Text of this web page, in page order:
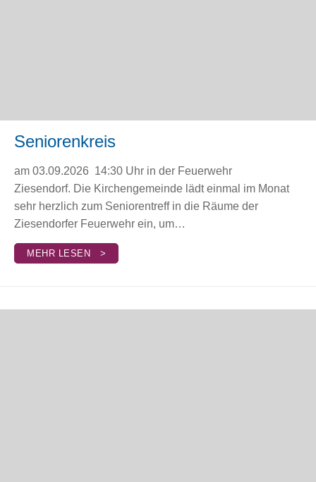
Seniorenkreis
am 03.09.2026 14:30 Uhr in der Feuerwehr
Ziesendorf. Die Kirchengemeinde lädt einmal im Monat
sehr herzlich zum Seniorentreff in die Räume der
Ziesendorfer Feuerwehr ein, um…
MEHR LESEN >